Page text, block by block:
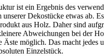
ist ein Ergebnis des
Dekostücke etwas ab.
aus Holz. Daher sind
Abweichungen bei der
Äste möglich. Das macht jedes
Einzelstück.